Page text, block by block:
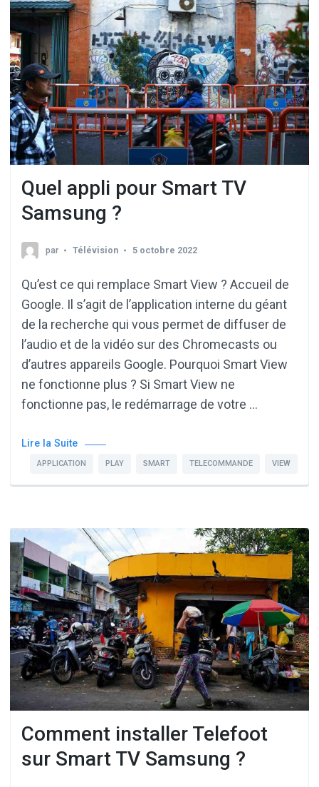
Quel appli pour Smart TV
Samsung ?
par Télévision 5 octobre 2022
Qu’est ce qui remplace Smart View ? Accueil de
Google. Il s’agit de l’application interne du géant
de la recherche qui vous permet de diffuser de
l’audio et de la vidéo sur des Chromecasts ou
d’autres appareils Google. Pourquoi Smart View
ne fonctionne plus ? Si Smart View ne
fonctionne pas, le redémarrage de votre …
Lire la Suite
APPLICATION PLAY SMART TELECOMMANDE VIEW
Comment installer Telefoot
sur Smart TV Samsung ?